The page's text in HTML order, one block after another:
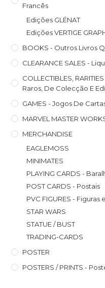
Francês
Edições GLÉNAT
Edições VERTIGE
BOOKS - Outros Livros
CLEARANCE SALES -
COLLECTIBLES,
Raros, De Colecção E
GAMES - Jogos De
MARVEL MASTER
MERCHANDISE
EAGLEMOSS
MINIMATES
PLAYING CARDS -
POST CARDS - Postais
PVC FIGURES -
STAR WARS
STATUE / BUST
TRADING-CARDS
POSTER
POSTERS / PRINTS -